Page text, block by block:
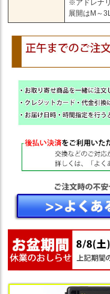
※アドレナ
展開はM～